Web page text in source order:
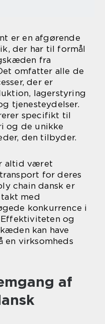
er en afgørende
der har til formål
fra
omfatter alle de
der er
lagerstyring
tjenesteydelser.
specifikt til
og de unikke
den tilbyder.
altid været
for deres
chain dansk er
med
konkurrence i
og
kan have
en virksomheds
af